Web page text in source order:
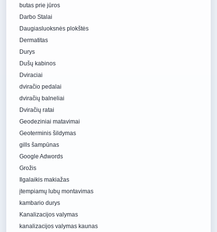
butas prie jūros
Darbo Stalai
Daugiasluoksnės plokštės
Dermatitas
Durys
Dušų kabinos
Dviraciai
dviračio pedalai
dviračių balneliai
Dviračių ratai
Geodeziniai matavimai
Geoterminis šildymas
gills šampūnas
Google Adwords
Grožis
Ilgalaikis makiažas
įtempiamų lubų montavimas
kambario durys
Kanalizacijos valymas
kanalizacijos valymas kaunas